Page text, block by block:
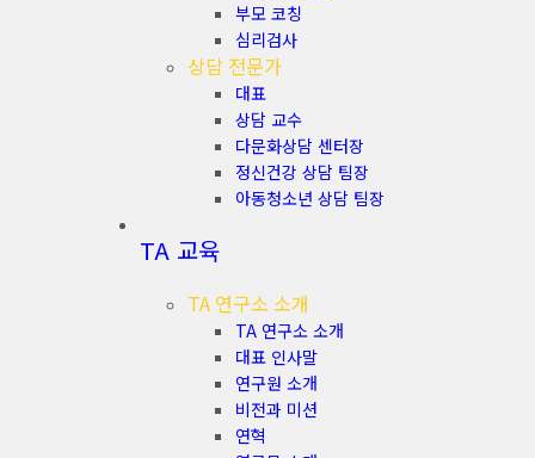
부모 코칭
심리검사
상담 전문가
대표
상담 교수
다문화상담 센터장
정신건강 상담 팀장
아동청소년 상담 팀장
TA 교육
TA 연구소 소개
TA 연구소 소개
대표 인사말
연구원 소개
비전과 미션
연혁